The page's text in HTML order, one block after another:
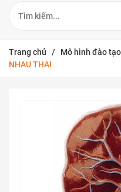
Trang chủ / Mô hình đào
NHAU THAI